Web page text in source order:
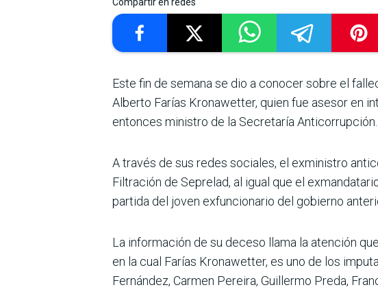
Este fin de semana se dio a conocer sobre el
Alberto Farías Kronawetter, quien fue ase­sor en
entonces ministro de la Secretaría Anticorrupción.
A través de sus redes socia­les, el exministro
Filtra­ción de Seprelad, al igual que el
partida del joven exfuncionario del gobierno
La información de su deceso llama la atención
en la cual Farías Kronawetter, es uno de los
Fernández, Carmen Pereira, Guillermo Preda,